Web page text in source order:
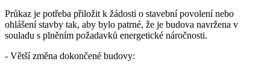
Průkaz je potřeba přiložit k žádosti o stavební povolení nebo
ohlášení stavby tak, aby bylo patrné, že je budova navržena v
souladu s plněním požadavků energetické náročnosti.
- Větší změna dokončené budovy: